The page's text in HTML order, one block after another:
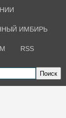
ИМБИРЬ
RSS
Поиск